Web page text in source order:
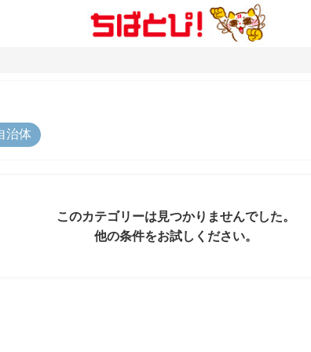
治体
このカテゴリーは見つかりませんでした。
他の条件をお試しください。